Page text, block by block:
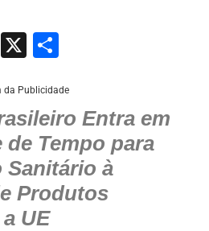
E
X
ar
e
da Publicidade
Entra em
de Tempo para
Sanitário à
Produtos
UE